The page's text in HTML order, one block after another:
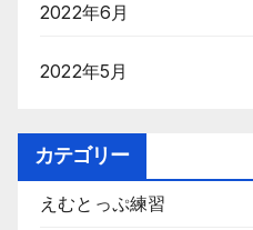
2022年6月
2022年5月
カテゴリー
えむとっぷ練習